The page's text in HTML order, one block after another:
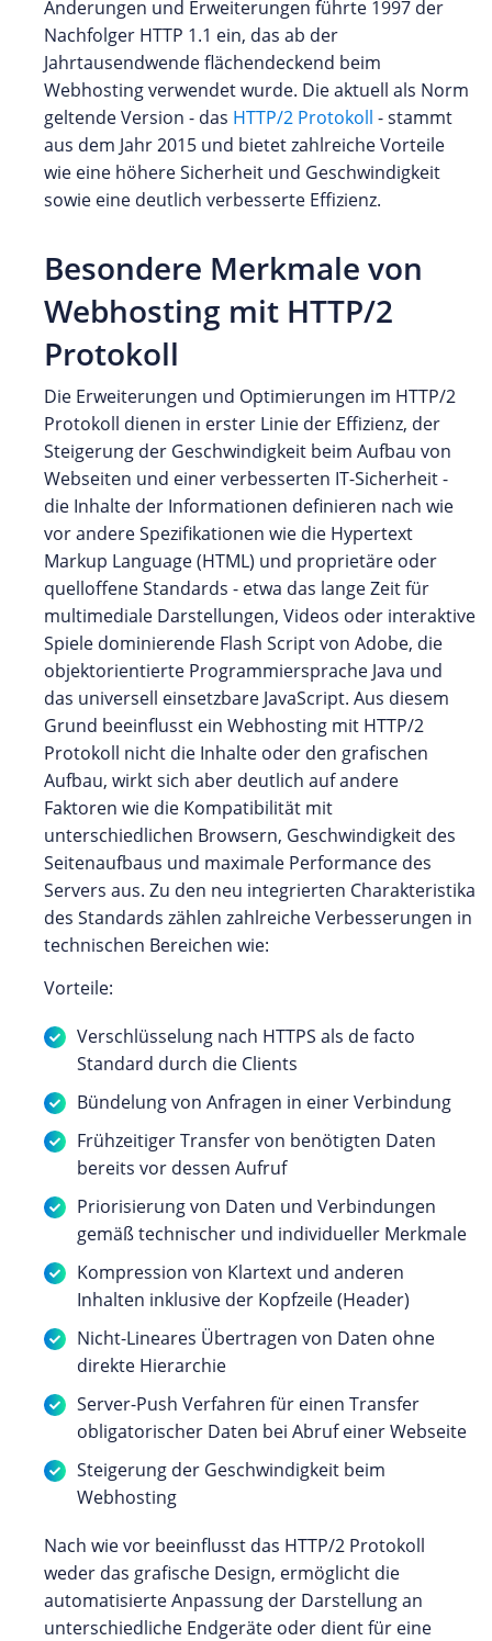
Änderungen und Erweiterungen führte 1997 der
Nachfolger HTTP 1.1 ein, das ab der
Jahrtausendwende flächendeckend beim
Webhosting verwendet wurde. Die aktuell als Norm
geltende Version - das HTTP/2 Protokoll - stammt
aus dem Jahr 2015 und bietet zahlreiche Vorteile
wie eine höhere Sicherheit und Geschwindigkeit
sowie eine deutlich verbesserte Effizienz.
Besondere Merkmale von
Webhosting mit HTTP/2
Protokoll
Die Erweiterungen und Optimierungen im HTTP/2
Protokoll dienen in erster Linie der Effizienz, der
Steigerung der Geschwindigkeit beim Aufbau von
Webseiten und einer verbesserten IT-Sicherheit -
die Inhalte der Informationen definieren nach wie
vor andere Spezifikationen wie die Hypertext
Markup Language (HTML) und proprietäre oder
quelloffene Standards - etwa das lange Zeit für
multimediale Darstellungen, Videos oder interaktive
Spiele dominierende Flash Script von Adobe, die
objektorientierte Programmiersprache Java und
das universell einsetzbare JavaScript. Aus diesem
Grund beeinflusst ein Webhosting mit HTTP/2
Protokoll nicht die Inhalte oder den grafischen
Aufbau, wirkt sich aber deutlich auf andere
Faktoren wie die Kompatibilität mit
unterschiedlichen Browsern, Geschwindigkeit des
Seitenaufbaus und maximale Performance des
Servers aus. Zu den neu integrierten Charakteristika
des Standards zählen zahlreiche Verbesserungen in
technischen Bereichen wie:
Vorteile:
Verschlüsselung nach HTTPS als de facto
Standard durch die Clients
Bündelung von Anfragen in einer Verbindung
Frühzeitiger Transfer von benötigten Daten
bereits vor dessen Aufruf
Priorisierung von Daten und Verbindungen
gemäß technischer und individueller Merkmale
Kompression von Klartext und anderen
Inhalten inklusive der Kopfzeile (Header)
Nicht-Lineares Übertragen von Daten ohne
direkte Hierarchie
Server-Push Verfahren für einen Transfer
obligatorischer Daten bei Abruf einer Webseite
Steigerung der Geschwindigkeit beim
Webhosting
Nach wie vor beeinflusst das HTTP/2 Protokoll
weder das grafische Design, ermöglicht die
automatisierte Anpassung der Darstellung an
unterschiedliche Endgeräte oder dient für eine